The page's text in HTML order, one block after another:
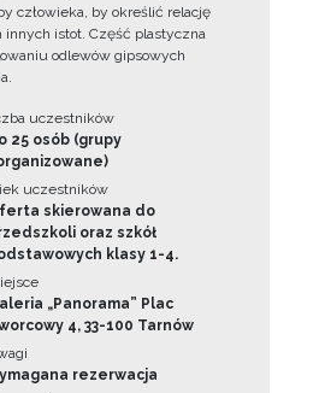
człowieka, by określić relację
innych istot. Część plastyczna
odlewów gipsowych
uczestników
25 osób (grupy
uczestników
skierowana do
oraz szkół
klasy 1-4.
„Panorama” Plac
4, 33-100 Tarnów
rezerwacja